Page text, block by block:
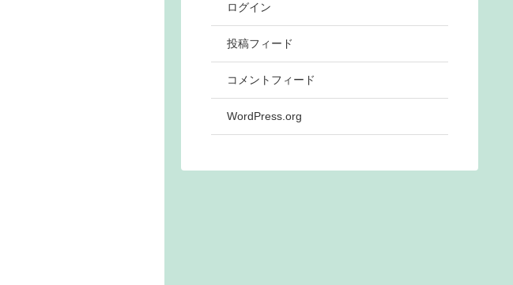
ログイン
投稿フィード
コメントフィード
WordPress.org